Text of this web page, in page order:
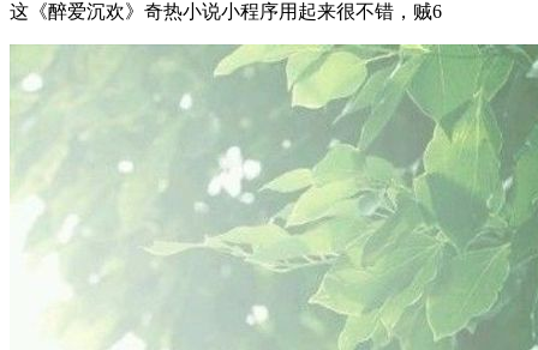
这《醉爱沉欢》奇热小说小程序用起来很不错，贼6